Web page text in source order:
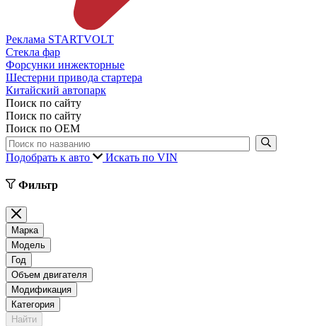
Реклама STARTVOLT
Стекла фар
Форсунки инжекторные
Шестерни привода стартера
Китайский автопарк
Поиск по сайту
Поиск по сайту
Поиск по ОЕМ
Подобрать к авто Искать по VIN
Фильтр
Марка
Модель
Год
Объем двигателя
Модификация
Категория
Найти